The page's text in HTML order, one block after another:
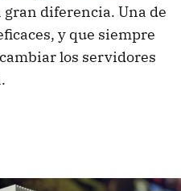
gran diferencia. Una de
y que siempre
los servidores